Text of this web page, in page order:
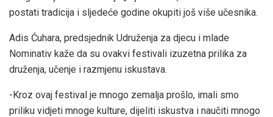
postati tradicija i sljedeće godine okupiti još više učesnika.
Adis Ćuhara, predsjednik Udruženja za djecu i mlade
Nominativ kaže da su ovakvi festivali izuzetna prilika za
druženja, učenje i razmjenu iskustava.
-Kroz ovaj festival je mnogo zemalja prošlo, imali smo
priliku vidjeti mnoge kulture, dijeliti iskustva i naučiti mnogo